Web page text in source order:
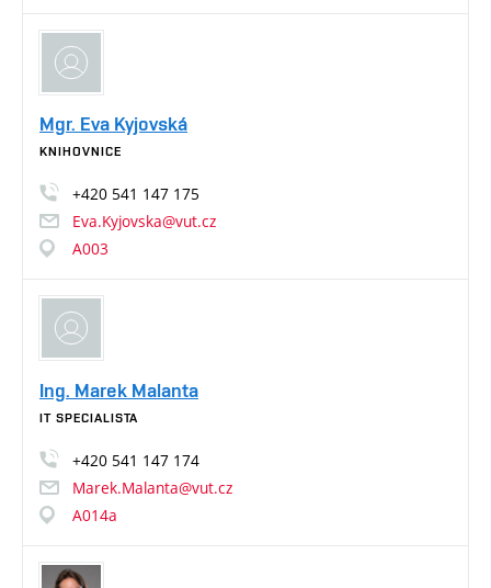
Mgr. Eva Kyjovská
KNIHOVNICE
+420 541 147 175
Eva.Kyjovska@vut.cz
A003
Ing. Marek Malanta
IT SPECIALISTA
+420 541 147 174
Marek.Malanta@vut.cz
A014a